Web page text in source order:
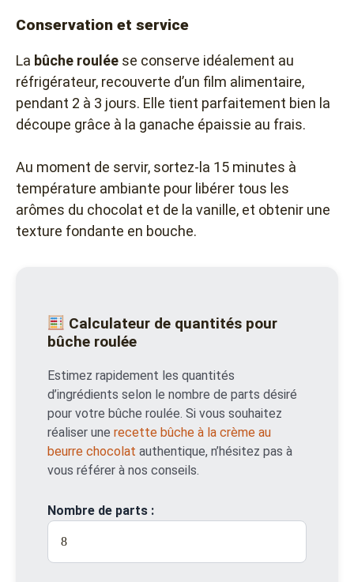
Conservation et service
La bûche roulée se conserve idéalement au
réfrigérateur, recouverte d’un film alimentaire,
pendant 2 à 3 jours. Elle tient parfaitement bien la
découpe grâce à la ganache épaissie au frais.
Au moment de servir, sortez-la 15 minutes à
température ambiante pour libérer tous les
arômes du chocolat et de la vanille, et obtenir une
texture fondante en bouche.
Calculateur de quantités pour
bûche roulée
Estimez rapidement les quantités
d’ingrédients selon le nombre de parts désiré
pour votre bûche roulée. Si vous souhaitez
réaliser une recette bûche à la crème au
beurre chocolat authentique, n’hésitez pas à
vous référer à nos conseils.
Nombre de parts :